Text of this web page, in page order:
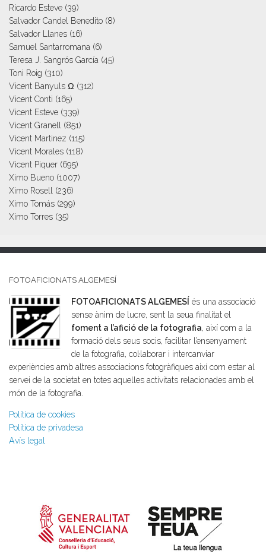
Ricardo Esteve (39)
Salvador Candel Benedito (8)
Salvador Llanes (16)
Samuel Santarromana (6)
Teresa J. Sangrós García (45)
Toni Roig (310)
Vicent Banyuls Ω (312)
Vicent Conti (165)
Vicent Esteve (339)
Vicent Granell
(851)
Vicent Martinez (115)
Vicent Morales (118)
Vicent Piquer (695)
Ximo Bueno (1007)
Ximo Rosell
(236)
Ximo Tomás (299)
Ximo Torres (35)
FOTOAFICIONATS ALGEMESÍ
FOTOAFICIONATS ALGEMESÍ és una associació
sense ànim de lucre, sent la seua finalitat el
foment a l’afició de la fotografia, així com a la
formació dels seus socis, facilitar l’ensenyament
de la fotografia, col·laborar i intercanviar
experiències amb altres associacions fotogràfiques així com estar al
servei de la societat en totes aquelles activitats relacionades amb el
món de la fotografia.
Política de cookies
Política de privadesa
Avís legal